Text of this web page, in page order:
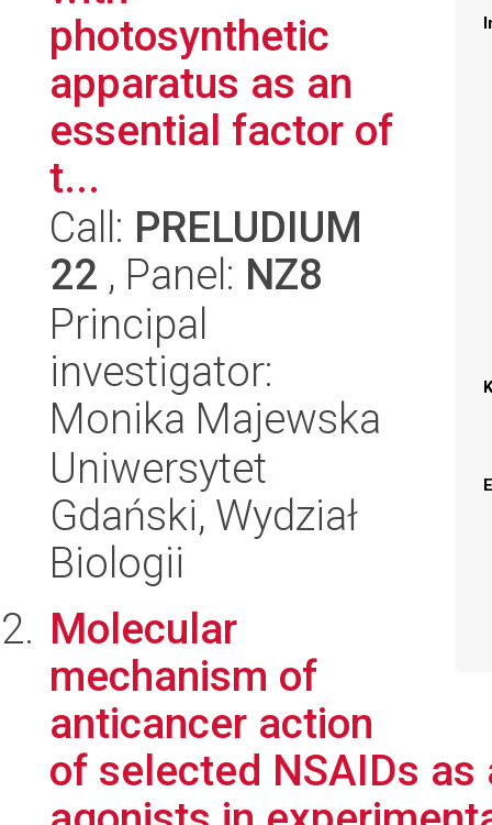
photosynthetic
apparatus as an
essential factor of
t...
Call: PRELUDIUM
22 , Panel: NZ8
Principal
investigator:
Monika Majewska
Uniwersytet
Gdański, Wydział
Biologii
Molecular
mechanism of
anticancer action
of selected NSAIDs as